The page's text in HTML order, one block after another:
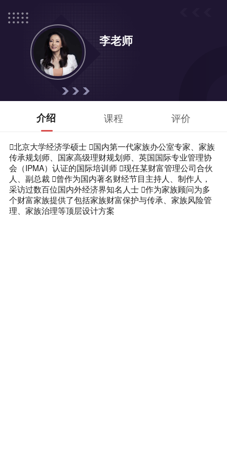
李老师
介绍 课程 评价
北京大学经济学硕士 国内第一代家族办公室专家、家族
传承规划师、国家高级理财规划师、英国国际专业管理协
会（IPMA）认证的国际培训师 现任某财富管理公司合伙
人、副总裁 曾作为国内著名财经节目主持人、制作人，
采访过数百位国内外经济界知名人士 作为家族顾问为多
个财富家族提供了包括家族财富保护与传承、家族风险管
理、家族治理等顶层设计方案